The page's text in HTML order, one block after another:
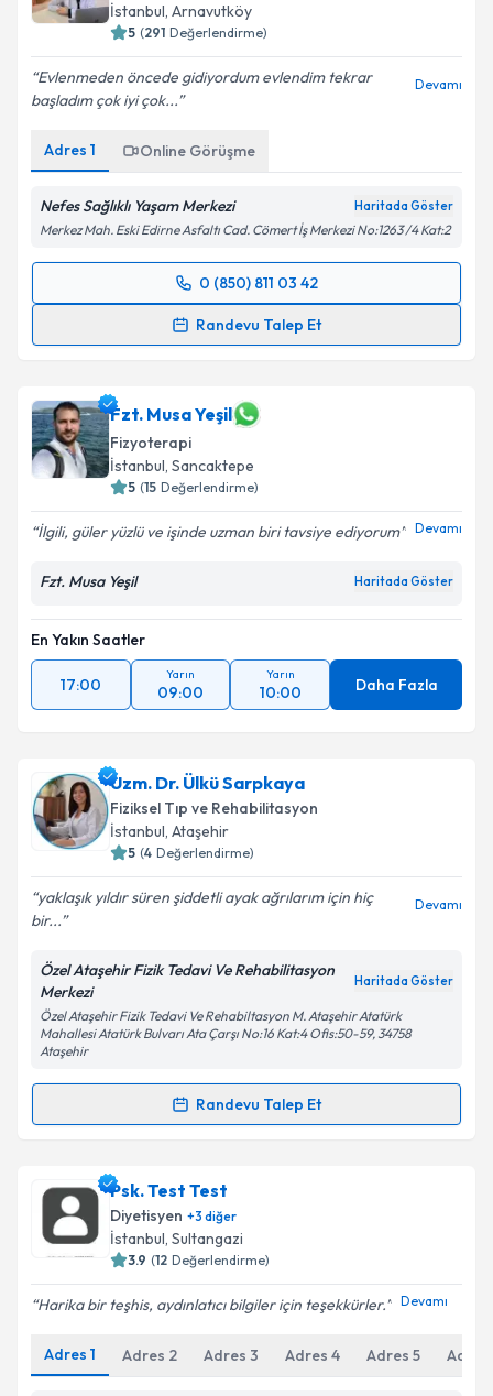
İstanbul, Arnavutköy
5 (291 Değerlendirme)
Evlenmeden öncede gidiyordum evlendim tekrar
başladım çok iyi çok...
Devamı
Adres 1 Online Görüşme
Nefes Sağlıklı Yaşam Merkezi Haritada Göster
Merkez Mah. Eski Edirne Asfaltı Cad. Cömert İş Merkezi No:1263 /4 Kat:2
0 (850) 811 03 42
Randevu Talep Et
Randevu Takvimi Talebi
hazırlandığında e-posta ile bilgilendireceğiz.
E-posta Adresiniz
Metni
'ni okudum ve kişisel verilerimin belirtilen
Takvim Talebini Gönder
Fzt. Musa Yeşil
Fizyoterapi
İstanbul, Sancaktepe
5 (15 Değerlendirme)
İlgili, güler yüzlü ve işinde uzman biri tavsiye ediyorum Devamı
Fzt. Musa Yeşil Haritada Göster
En Yakın Saatler
17:00
Yarın
09:00
Yarın
10:00 Daha Fazla
Uzm. Dr. Ülkü Sarpkaya
Fiziksel Tıp ve Rehabilitasyon
İstanbul, Ataşehir
5 (4 Değerlendirme)
yaklaşık yıldır süren şiddetli ayak ağrılarım için hiç
bir...
Devamı
Özel Ataşehir Fizik Tedavi Ve Rehabilitasyon
Merkezi
Haritada Göster
Özel Ataşehir Fizik Tedavi Ve Rehabiltasyon M. Ataşehir Atatürk
Mahallesi Atatürk Bulvarı Ata Çarşı No:16 Kat:4 Ofis:50-59, 34758
Ataşehir
Randevu Talep Et
Randevu Takvimi Talebi
Uzm. Dr. Ülkü Sarpkaya
oluşturun. Size bu uzmandan randevu almanız için bir
takvim hazırlandığında e-posta ile bilgilendireceğiz.
Psk. Test Test
Diyetisyen +3 diğer
İstanbul, Sultangazi
3.9 (12 Değerlendirme)
Harika bir teşhis, aydınlatıcı bilgiler için teşekkürler. Devamı
Adres 1 Adres 2 Adres 3 Adres 4 Adres 5 Adres